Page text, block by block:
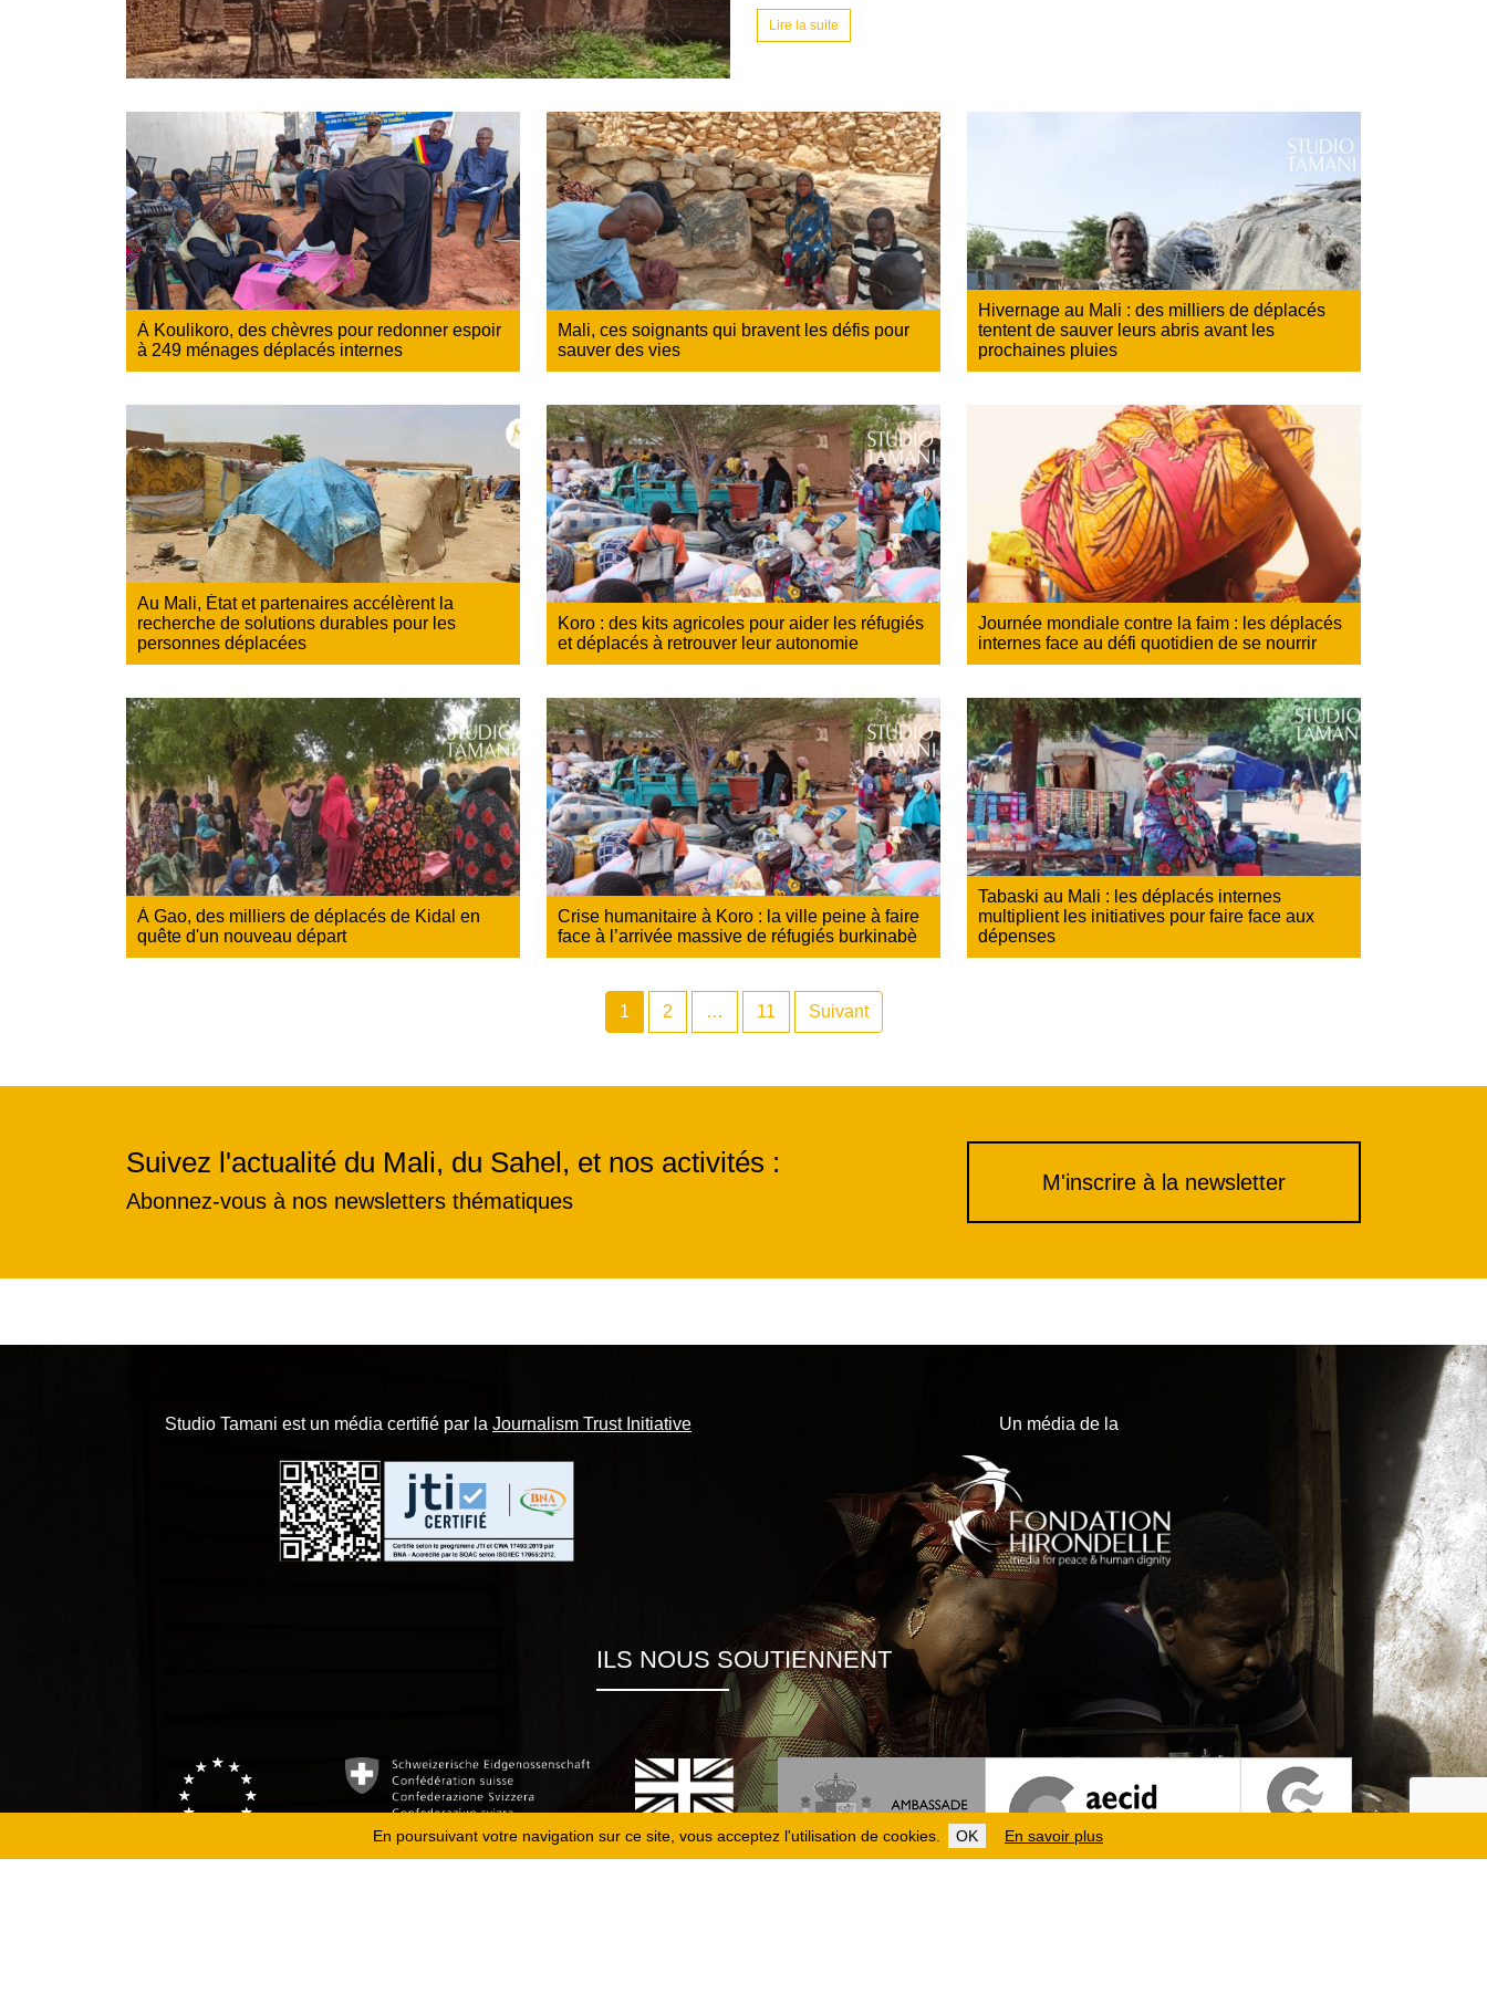
En poursuivant votre navigation sur ce site, vous acceptez l'utilisation de cookies. OK En savoir plus
Lire la suite
À Koulikoro, des chèvres pour redonner espoir
à 249 ménages déplacés internes
Mali, ces soignants qui bravent les défis pour
sauver des vies
Hivernage au Mali : des milliers de déplacés
tentent de sauver leurs abris avant les
prochaines pluies
Au Mali, État et partenaires accélèrent la
recherche de solutions durables pour les
personnes déplacées
Koro : des kits agricoles pour aider les réfugiés
et déplacés à retrouver leur autonomie
Journée mondiale contre la faim : les déplacés
internes face au défi quotidien de se nourrir
À Gao, des milliers de déplacés de Kidal en
quête d'un nouveau départ
Crise humanitaire à Koro : la ville peine à faire
face à l’arrivée massive de réfugiés burkinabè
Tabaski au Mali : les déplacés internes
multiplient les initiatives pour faire face aux
dépenses
1 2 … 11 Suivant
Suivez l'actualité du Mali, du Sahel, et nos activités :
Abonnez-vous à nos newsletters thématiques
M'inscrire à la newsletter
Studio Tamani est un média certifié par la Journalism Trust Initiative Un média de la
ILS NOUS SOUTIENNENT